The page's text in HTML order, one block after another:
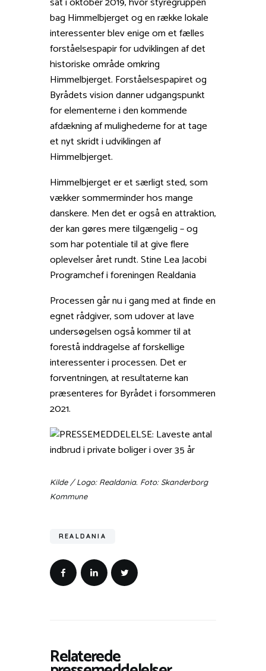
bag Himmelbjerget og en række lokale
interessenter blev enige om et fælles
forståelsespapir for udviklingen af det
historiske område omkring
Himmelbjerget. Forståelsespapiret og
Byrådets vision danner udgangspunkt
for elementerne i den kommende
afdækning af mulighederne for at tage
et nyt skridt i udviklingen af
Himmelbjerget.
Himmelbjerget er et særligt sted, som
vækker sommerminder hos mange
danskere. Men det er også en attraktion,
der kan gøres mere tilgængelig – og
som har potentiale til at give flere
oplevelser året rundt. Stine Lea Jacobi
Programchef i foreningen Realdania
Processen går nu i gang med at finde en
egnet rådgiver, som udover at lave
undersøgelsen også kommer til at
forestå inddragelse af forskellige
interessenter i processen. Det er
forventningen, at resultaterne kan
præsenteres for Byrådet i forsommeren
2021.
Kilde / Logo: Realdania. Foto: Skanderborg
Kommune
REALDANIA
Relaterede